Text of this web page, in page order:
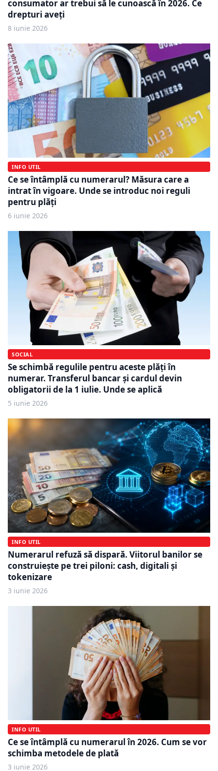
consumator ar trebui să le cunoască în 2026. Ce
drepturi aveți
8 iunie 2026
INFO UTIL
Ce se întâmplă cu numerarul? Măsura care a
intrat în vigoare. Unde se introduc noi reguli
pentru plăți
6 iunie 2026
SOCIAL
Se schimbă regulile pentru aceste plăți în
numerar. Transferul bancar și cardul devin
obligatorii de la 1 iulie. Unde se aplică
5 iunie 2026
INFO UTIL
Numerarul refuză să dispară. Viitorul banilor se
construiește pe trei piloni: cash, digitali și
tokenizare
3 iunie 2026
INFO UTIL
Ce se întâmplă cu numerarul în 2026. Cum se vor
schimba metodele de plată
3 iunie 2026